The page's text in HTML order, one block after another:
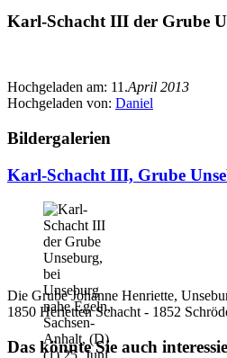
Karl-Schacht III der Grube
Hochgeladen am: 11.April 2013
Hochgeladen von: Daniel
Bildergalerien
Karl-Schacht III, Grube
Die Grube Johanne Henriette,
1850 Herietten Schacht - 1852
Das könnte Sie auch